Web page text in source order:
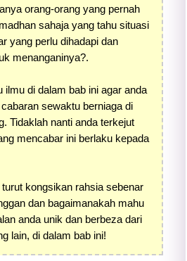
orang-orang yang pernah
sahaja yang tahu situasi
yang perlu dihadapi dan
menanganinya?.
ilmu di dalam bab ini agar anda
sewaktu berniaga di
Tidaklah nanti anda terkejut
mencabar ini berlaku kepada
kongsikan rahsia sebenar
dan bagaimanakah mahu
anda unik dan berbeza dari
lain, di dalam bab ini!